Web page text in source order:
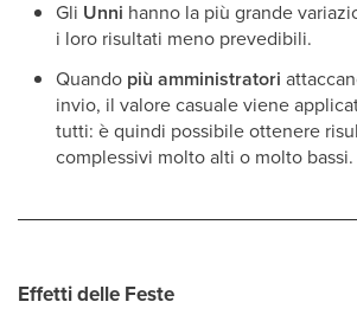
Gli Unni hanno la più grande
i loro risultati meno prevedibili.
Quando più amministratori
invio, il valore casuale viene
tutti: è quindi possibile ottenere
complessivi molto alti o molto bassi.
Effetti delle Feste